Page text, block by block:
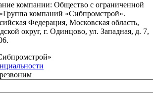
компании: Общество с ограниченной
компаний «Сибпромстрой».
Федерация, Московская область,
округ, г. Одинцово, ул. Западная, д. 7,